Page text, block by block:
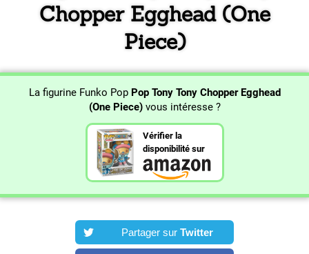
Chopper Egghead (One
Piece)
La figurine Funko Pop Pop Tony Tony Chopper Egghead
(One Piece)vous intéresse ?
Vérifier la
disponibilité sur
Partager sur Twitter